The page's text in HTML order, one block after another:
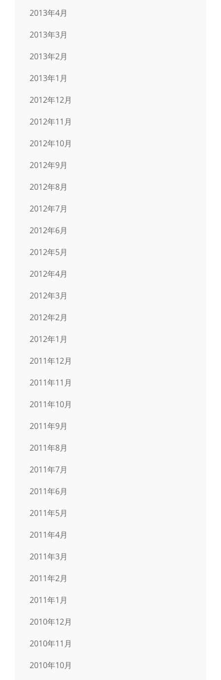
2013年4月
2013年3月
2013年2月
2013年1月
2012年12月
2012年11月
2012年10月
2012年9月
2012年8月
2012年7月
2012年6月
2012年5月
2012年4月
2012年3月
2012年2月
2012年1月
2011年12月
2011年11月
2011年10月
2011年9月
2011年8月
2011年7月
2011年6月
2011年5月
2011年4月
2011年3月
2011年2月
2011年1月
2010年12月
2010年11月
2010年10月